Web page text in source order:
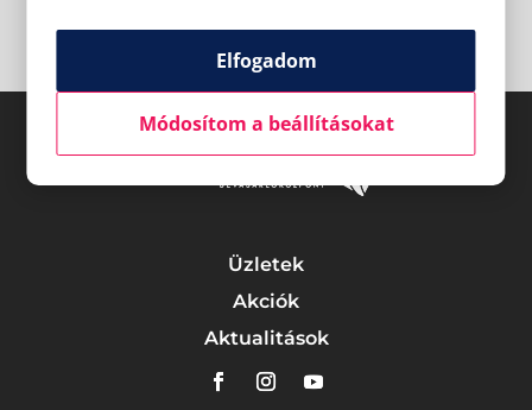
Üzletek
Akciók
Aktualitások
Elfogadom
Módosítom a beállításokat